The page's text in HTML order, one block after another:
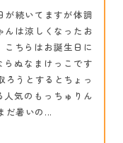
が続いてますが体調
んは涼しくなったお
らはお誕生日に
ぬなまけっこです
うとするとちょっ
気のもっちゅりん
暑いの...